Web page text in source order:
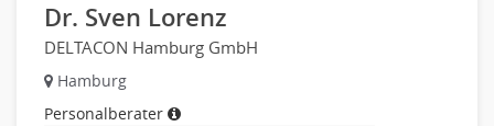
Dr. Sven Lorenz
DELTACON Hamburg GmbH
Hamburg
Personalberater